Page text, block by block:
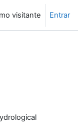
visitante Entrar